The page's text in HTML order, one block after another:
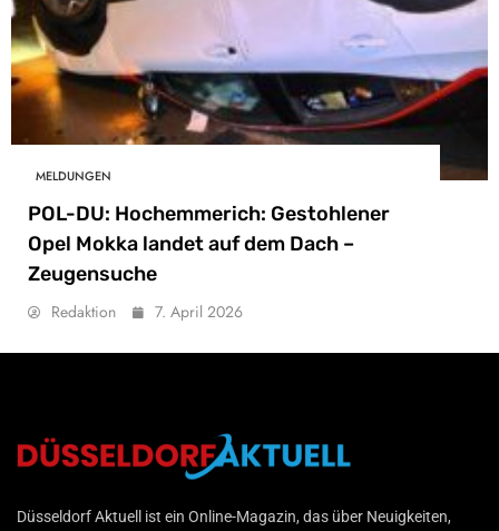
MELDUNGEN
POL-DU: Hochemmerich: Gestohlener
Opel Mokka landet auf dem Dach –
Zeugensuche
Redaktion 7. April 2026
Düsseldorf Aktuell
Düsseldorf Aktuell ist ein Online-Magazin, das über Neuigkeiten,